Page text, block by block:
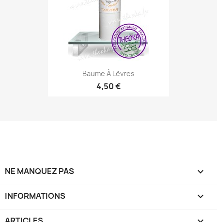
Baume À Lèvres
4,50 €
NE MANQUEZ PAS 
INFORMATIONS 